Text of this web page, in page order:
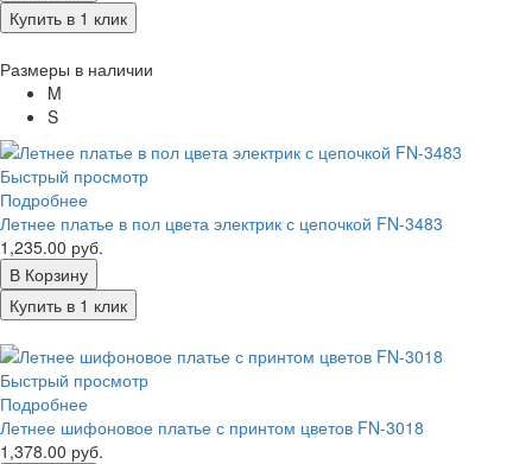
Купить в 1 клик
Размеры в наличии
M
S
Быстрый просмотр
Подробнее
Летнее платье в пол цвета электрик с цепочкой FN-3483
1,235.00 руб.
В Корзину
Купить в 1 клик
Быстрый просмотр
Подробнее
Летнее шифоновое платье с принтом цветов FN-3018
1,378.00 руб.